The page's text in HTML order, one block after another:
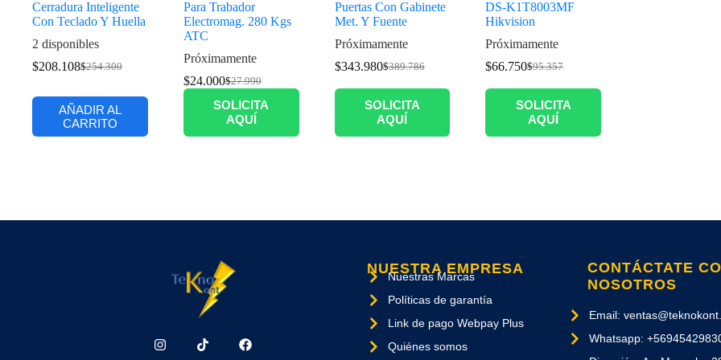
Cerradura Inteligente
Con Teclado Y Huella
2 disponibles
$254.300
$208.108
AÑADIR AL
CARRITO
Para Trabador
Electromag. 280 Kgs
ATC
Próximamente
$27.990
$24.000
SOLICITA
AQUÍ
Puertas Con Gabinete
Met. Y Fuente
Próximamente
$389.786
$343.980
SOLICITA
AQUÍ
DS-K1T8003MF
Hikvision
Próximamente
$95.357
$66.750
SOLICITA
AQUÍ
NUESTRA EMPRESA
Nuestras Marcas
Políticas de garantía
Link de pago Webpay Plus
Quiénes somos
CONTÁCTATE
NOSOTROS
Email:
Whatsapp: